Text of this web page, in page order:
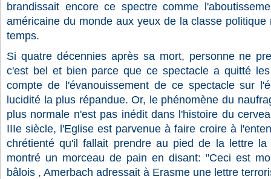
brandissait encore ce spectre comme
américaine du monde aux yeux de la classe
temps.
Si quatre décennies après sa mort, personne ne
c'est bel et bien parce que ce spectacle a quitté
compte de l'évanouissement de ce spectacle sur
lucidité la plus répandue. Or, le phénomène du
plus normale n'est pas inédit dans l'histoire du
IIIe siècle, l'Eglise est parvenue à faire croire à
chrétienté qu'il fallait prendre au pied de la lettre
montré un morceau de pain en disant: "Ceci est
bâlois , Amerbach adressait à Erasme une lettre